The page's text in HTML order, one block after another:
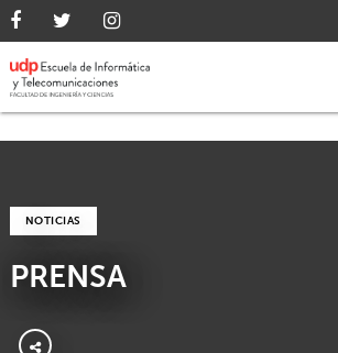
NOTICIAS
PRENSA